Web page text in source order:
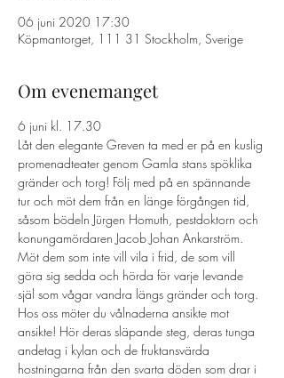
06 juni 2020 17:30
Köpmantorget, 111 31 Stockholm, Sverige
Om evenemanget
6 juni kl. 17.30
Låt den elegante Greven ta med er på en kuslig
promenadteater genom Gamla stans spöklika
gränder och torg! Följ med på en spännande
tur och möt dem från en länge förgången tid,
såsom bödeln Jürgen Homuth, pestdoktorn och
konungamördaren Jacob Johan Ankarström.
Möt dem som inte vill vila i frid, de som vill
göra sig sedda och hörda för varje levande
själ som vågar vandra längs gränder och torg.
Hos oss möter du vålnaderna ansikte mot
ansikte! Hör deras släpande steg, deras tunga
andetag i kylan och de fruktansvärda
hostningarna från den svarta döden som drar i